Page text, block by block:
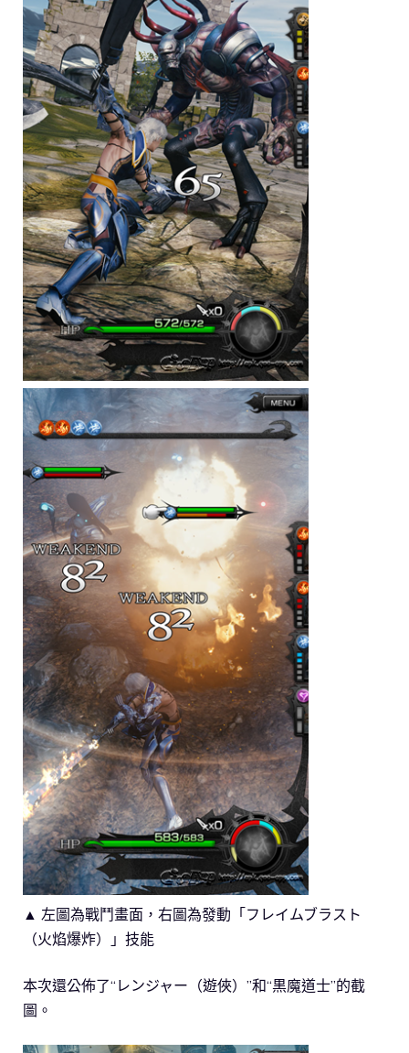
▲ 左圖為戰鬥畫面，右圖為發動「フレイムブラスト
（火焰爆炸）」技能
本次還公佈了“レンジャー（遊俠）”和“黒魔道士”的截
圖。